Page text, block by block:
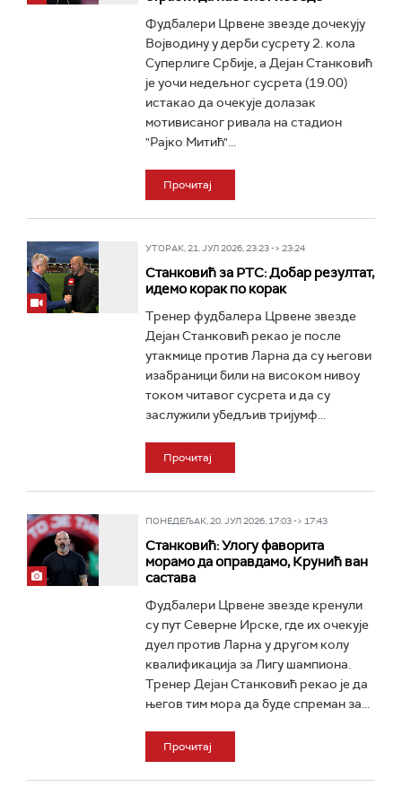
Фудбалери Црвене звезде дочекују
Војводину у дерби сусрету 2. кола
Суперлиге Србије, а Дејан Станковић
је уочи недељног сусрета (19.00)
истакао да очекује долазак
мотивисаног ривала на стадион
"Рајко Митић"...
Прочитај
УТОРАК, 21. ЈУЛ 2026, 23:23 -> 23:24
Станковић за РТС: Добар резултат,
идемо корак по корак
Тренер фудбалера Црвене звезде
Дејан Станковић рекао је после
утакмице против Ларна да су његови
изабраници били на високом нивоу
током читавог сусрета и да су
заслужили убедљив тријумф...
Прочитај
ПОНЕДЕЉАК, 20. ЈУЛ 2026, 17:03 -> 17:43
Станковић: Улогу фаворита
морамо да оправдамо, Крунић ван
састава
Фудбалери Црвене звезде кренули
су пут Северне Ирске, где их очекује
дуел против Ларна у другом колу
квалификација за Лигу шампиона.
Тренер Дејан Станковић рекао је да
његов тим мора да буде спреман за...
Прочитај